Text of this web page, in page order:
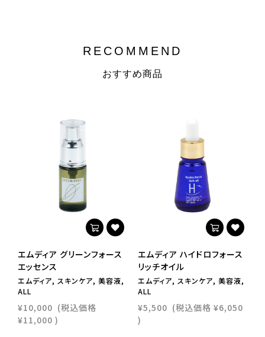
RECOMMEND
おすすめ商品
エムディア グリーンフォース
エッセンス
エムディア, スキンケア, 美容液,
ALL
¥10,000 (税込価格
¥11,000 )
エムディア ハイドロフォース
リッチオイル
エムディア, スキンケア, 美容液,
ALL
¥5,500 (税込価格 ¥6,050
)